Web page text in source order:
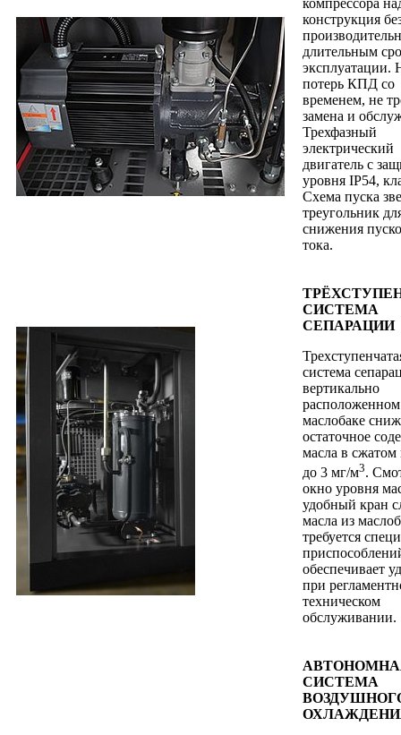
конструкция
длительным
эксплуатации.
потерь КПД со
временем, не
замена и
Трехфазный
электрический
двигатель с
уровня IP54,
Схема пуска
треугольник
снижения
тока.
СИСТЕМА
СЕПАРАЦИИ
система
вертикально
расположенном
маслобаке
остаточное
масла в сжатом
до 3 мг/м3.
окно уровня
удобный кран
масла из
требуется
обеспечивает
при
техническом
обслуживании.
СИСТЕМА